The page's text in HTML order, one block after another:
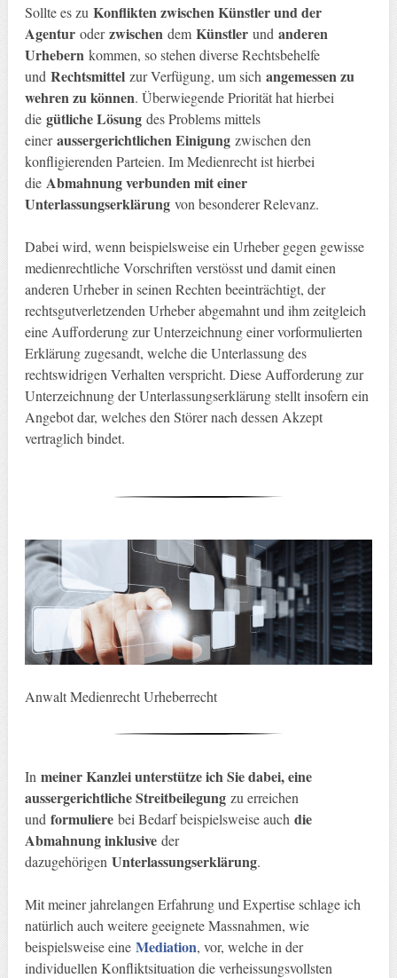
Sollte es zu Konflikten zwischen Künstler und der
Agenturoderzwischen dem Künstlerund anderen
Urhebern kommen, so stehen diverse Rechtsbehelfe
und Rechtsmittelzur Verfügung, um sich angemessen zu
wehren zu können. Überwiegende Priorität hat hierbei
die gütliche Lösungdes Problems mittels
eineraussergerichtlichen Einigungzwischen den
konfligierenden Parteien. Im Medienrecht ist hierbei
die Abmahnung verbunden mit einer
Unterlassungserklärungvon besonderer Relevanz.
Dabei wird, wenn beispielsweise ein Urheber gegen gewisse
medienrechtliche Vorschriften verstösst und damit einen
anderen Urheber in seinen Rechten beeinträchtigt, der
rechtsgutverletzenden Urheber abgemahnt und ihm zeitgleich
eine Aufforderung zur Unterzeichnung einer vorformulierten
Erklärung zugesandt, welche die Unterlassung des
rechtswidrigen Verhalten verspricht. Diese Aufforderung zur
Unterzeichnung der Unterlassungserklärung stellt insofern ein
Angebot dar, welches den Störer nach dessen Akzept
vertraglich bindet.
Anwalt Medienrecht Urheberrecht
In meiner Kanzlei unterstütze ich Sie dabei, eine
aussergerichtliche Streitbeilegungzu erreichen
und formulierebei Bedarf beispielsweise auch die
Abmahnung inklusiveder
dazugehörigen Unterlassungserklärung.
Mit meiner jahrelangen Erfahrung und Expertise schlage ich
natürlich auch weitere geeignete Massnahmen, wie
beispielsweise eine Mediation, vor, welche in der
individuellen Konfliktsituation die verheissungsvollsten